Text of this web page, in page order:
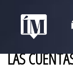
LAS